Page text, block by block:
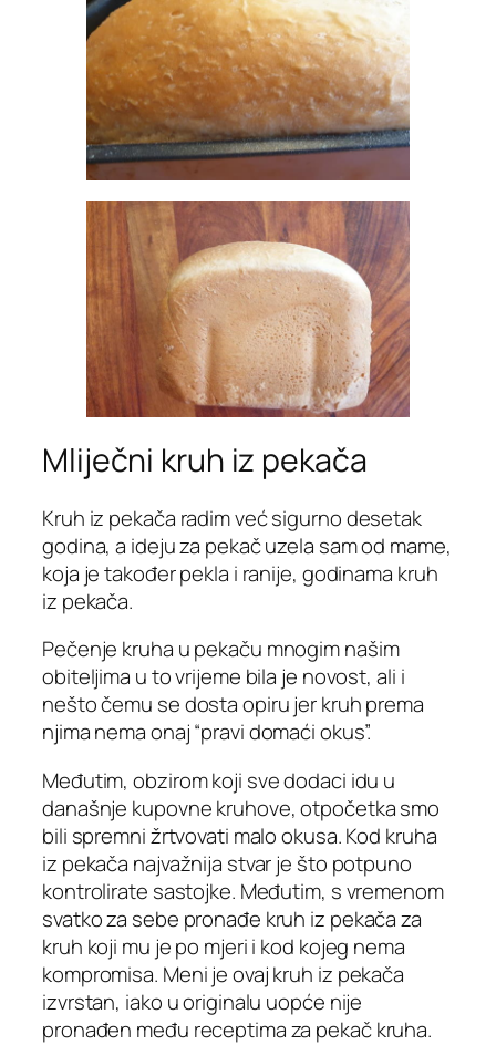
Mliječni kruh iz pekača
Kruh iz pekača radim već sigurno desetak
godina, a ideju za pekač uzela sam od mame,
koja je također pekla i ranije, godinama kruh
iz pekača.
Pečenje kruha u pekaču mnogim našim
obiteljima u to vrijeme bila je novost, ali i
nešto čemu se dosta opiru jer kruh prema
njima nema onaj “pravi domaći okus”.
Međutim, obzirom koji sve dodaci idu u
današnje kupovne kruhove, otpočetka smo
bili spremni žrtvovati malo okusa. Kod kruha
iz pekača najvažnija stvar je što potpuno
kontrolirate sastojke. Međutim, s vremenom
svatko za sebe pronađe kruh iz pekača za
kruh koji mu je po mjeri i kod kojeg nema
kompromisa. Meni je ovaj kruh iz pekača
izvrstan, iako u originalu uopće nije
pronađen među receptima za pekač kruha.